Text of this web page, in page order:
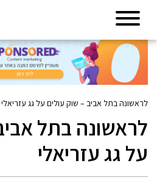
לראשונה בתל אביב – שוק עולים על גג עזריאלי
לראשונה בתל
על גג עזריאלי